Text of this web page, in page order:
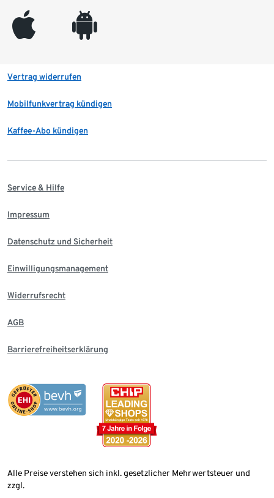
appleinc android
Vertrag widerrufen
Mobilfunkvertrag kündigen
Kaffee-Abo kündigen
Service & Hilfe
Impressum
Datenschutz und Sicherheit
Einwilligungsmanagement
Widerrufsrecht
AGB
Barrierefreiheitserklärung
Alle Preise verstehen sich inkl. gesetzlicher Mehrwertsteuer und
zzgl.